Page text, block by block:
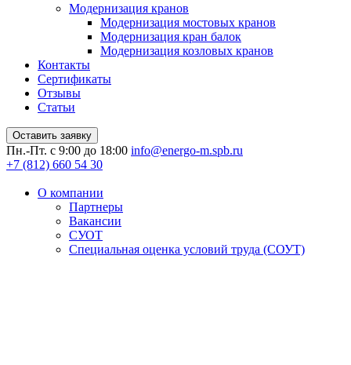
Модернизация кранов
Модернизация мостовых кранов
Модернизация кран балок
Модернизация козловых кранов
Контакты
Сертификаты
Отзывы
Статьи
Оставить заявку
Пн.-Пт. с 9:00 до 18:00 info@energo-m.spb.ru
+7 (812) 660 54 30
О компании
Партнеры
Вакансии
СУОТ
Специальная оценка условий труда (СОУТ)